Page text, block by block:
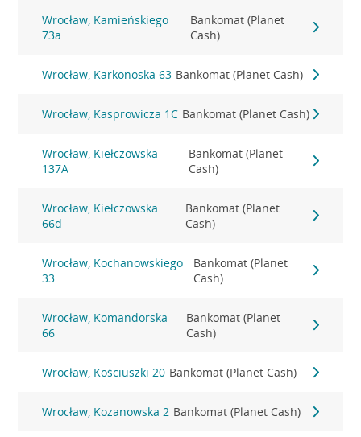
Wrocław, Kamieńskiego
73a
Bankomat (Planet
Cash)
Wrocław, Karkonoska 63 Bankomat (Planet Cash)
Wrocław, Kasprowicza 1C Bankomat (Planet Cash)
Wrocław, Kiełczowska
137A
Bankomat (Planet
Cash)
Wrocław, Kiełczowska
66d
Bankomat (Planet
Cash)
Wrocław, Kochanowskiego
33
Bankomat (Planet
Cash)
Wrocław, Komandorska
66
Bankomat (Planet
Cash)
Wrocław, Kościuszki 20 Bankomat (Planet Cash)
Wrocław, Kozanowska 2 Bankomat (Planet Cash)